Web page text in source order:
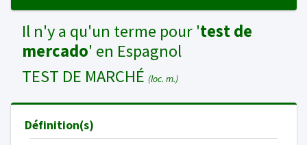
Il n'y a qu'un terme pour 'test de
mercado' en Espagnol
TEST DE MARCHÉ (loc. m.)
Définition(s)